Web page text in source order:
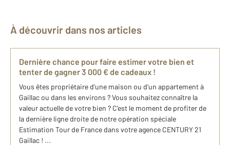
À découvrir dans nos articles
Dernière chance pour faire estimer votre bien et
tenter de gagner 3 000 € de cadeaux !
Vous êtes propriétaire d’une maison ou d’un appartement à
Gaillac ou dans les environs ? Vous souhaitez connaître la
valeur actuelle de votre bien ? C’est le moment de profiter de
la dernière ligne droite de notre opération spéciale
Estimation Tour de France dans votre agence CENTURY 21
Gaillac ! ...